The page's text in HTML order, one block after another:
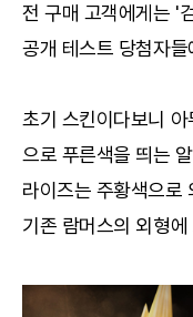
전 구매 고객에게는 '
공개 테스트 당첨자
초기 스킨이다보니
으로 푸른색을 띄는
라이즈는 주황색으로
기존 람머스의 외형